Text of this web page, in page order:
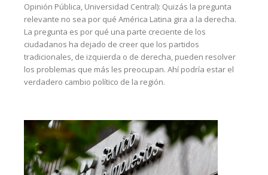
Opinión Pública, Universidad Central): Quizás la pregunta
relevante no sea por qué América Latina gira a la derecha.
La pregunta es por qué una parte creciente de los
ciudadanos ha dejado de creer que los partidos
tradicionales, de izquierda o de derecha, pueden resolver
los problemas que más les preocupan. Ahí podría estar el
verdadero cambio político de la región.